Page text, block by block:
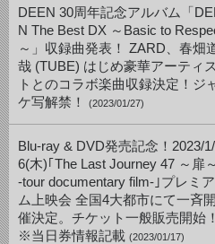
DEEN 30周年記念アルバム「
N The Best DX ～Basic to
～」収録曲発表！ ZARD、春畑
哉 (TUBE) はじめ豪華アーティス
トとのコラボ楽曲収録決定！ジ
ケ写解禁！
(2023/01/27)
Blu-ray & DVD発売記念！2023/
6(木)｢The Last Journey 47 ～扉～
-tour documentary film-｣プレミア
ム上映会 全国4大都市にて一斉開
催決定。チケット一般販売開始！
※当日券情報記載 (2023/01/17)